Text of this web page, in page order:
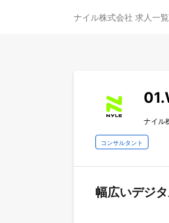
ナイル株式会社 求人一覧
ナイル
コンサルタント
幅広いデジ